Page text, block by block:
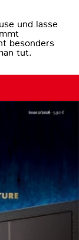
und lasse
besonders
tut.